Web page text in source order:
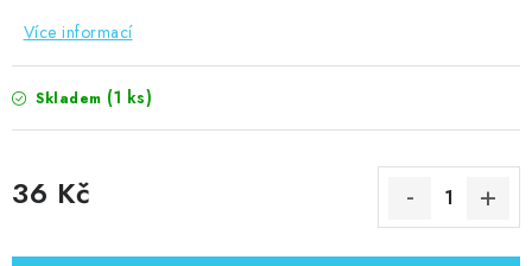
Více informací
Skladem (1 ks)
36 Kč